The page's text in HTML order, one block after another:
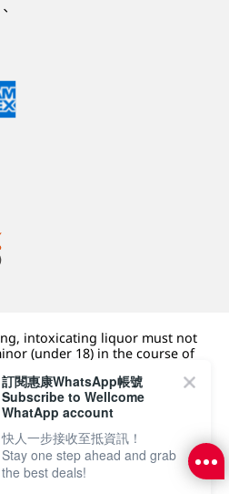
intoxicating liquor must not
(under 18) in the course of
中，向未成年人 (18 歲以下人士)
零售集團
The Dairy Farm Company
訂閱惠康WhatsApp帳號
Subscribe to Wellcome
WhatApp account
快人一步接收至抵資訊！
Stay one step ahead and grab
the best deals!